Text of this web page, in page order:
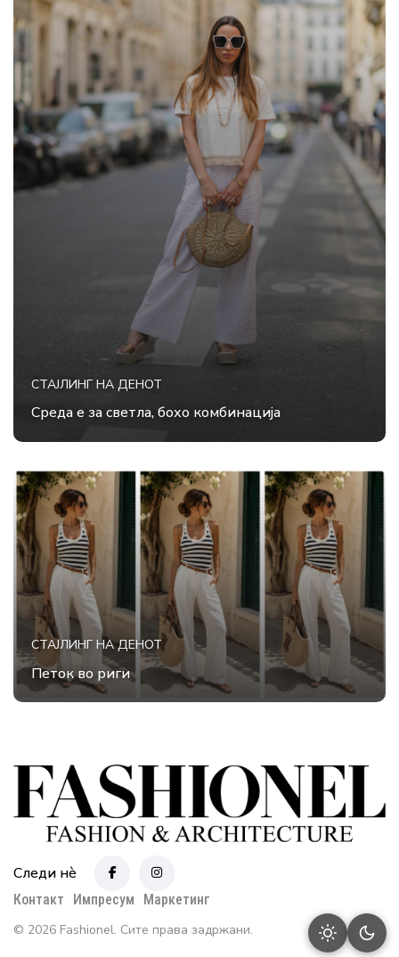
СТАЈЛИНГ НА ДЕНОТ
Среда е за светла, бохо комбинација
СТАЈЛИНГ НА ДЕНОТ
Петок во риги
Следи нè
Контакт Импресум
Маркетинг
© 2026 Fashionel. Сите права задржани.